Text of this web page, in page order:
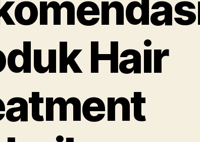
Hair